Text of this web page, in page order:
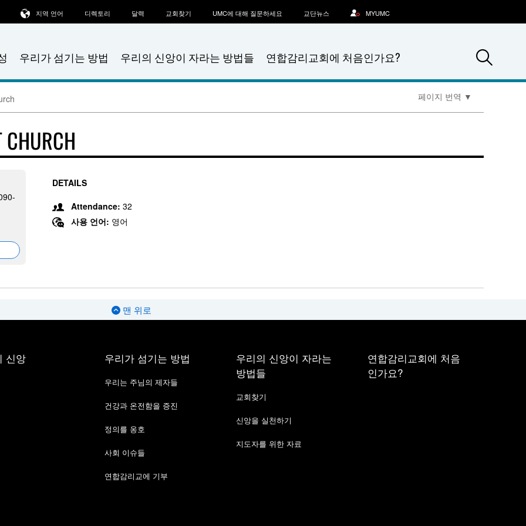
우리가 섬기는 방법 우리의 신앙이 자라는 방법들 연합감리교회에 처음인가요?
지역 언어 디렉토리 달력 교회찾기 UMC에 대해 질문하세요 교단뉴스 MYUMC
페이지 번역 ▼
CHURCH
DETAILS
Attendance: 32
사용 언어: 영어
맨 위로
신앙 우리가 섬기는 방법
우리는 주님의 제자들
건강과 온전함을 증진
정의를 옹호
사회 이슈들
연합감리교에 기부
우리의 신앙이 자라는
방법들
교회찾기
신앙을 실천하기
지도자를 위한 자료
연합감리교회에 처음
인가요?